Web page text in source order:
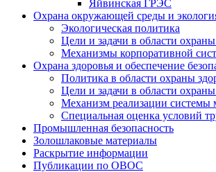
Яйвинская ГРЭС
Охрана окружающей среды и
Экологическая политика
Цели и задачи в области
Механизмы корпоративной
Охрана здоровья и обеспечение
Политика в области охраны
Цели и задачи в области
Механизм реализации системы
Специальная оценка условий
Промышленная безопасность
Золошлаковые материалы
Раскрытие информации
Публикации по OBOC